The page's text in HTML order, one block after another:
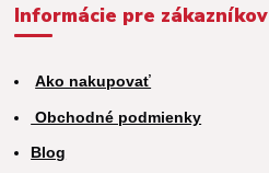
Informácie pre zákazníkov
Ako nakupovať
Obchodné podmienky
Blog